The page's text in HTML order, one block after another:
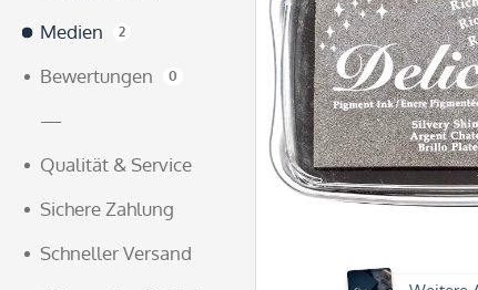
Medien
2
Bewertungen 0
—
Qualität & Service
Sichere Zahlung
Schneller Versand